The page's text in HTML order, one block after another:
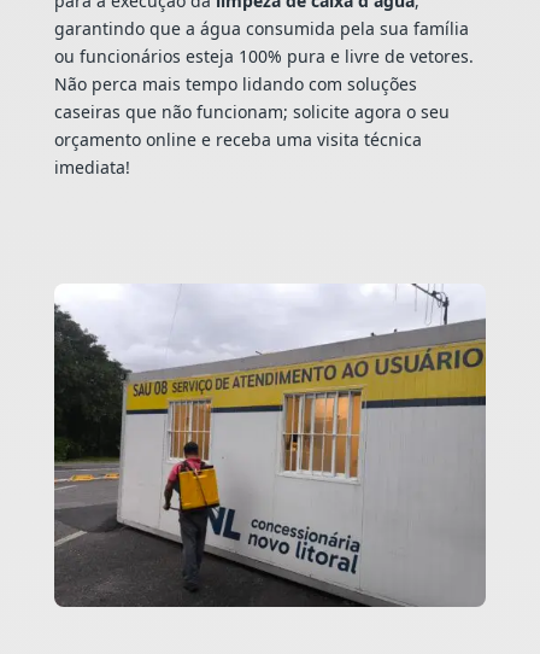
garantindo que a água consumida pela sua família
ou funcionários esteja 100% pura e livre de vetores.
Não perca mais tempo lidando com soluções
caseiras que não funcionam; solicite agora o seu
orçamento online e receba uma visita técnica
imediata!